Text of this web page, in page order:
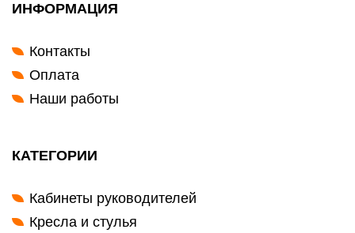
ИНФОРМАЦИЯ
Контакты
Оплата
Наши работы
КАТЕГОРИИ
Кабинеты руководителей
Кресла и стулья